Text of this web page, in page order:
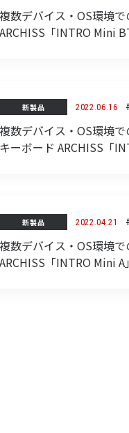
複数デバイス・OS環境
ARCHISS「INTRO Mini
新製品 2022.06.16
複数デバイス・OS環境
キーボード ARCHISS「
新製品 2022.04.21
複数デバイス・OS環境
ARCHISS「INTRO Mini